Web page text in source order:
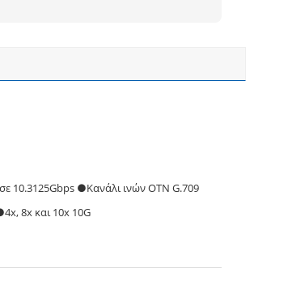
●Κανάλι ινών OTN G.709
8x και 10x 10G